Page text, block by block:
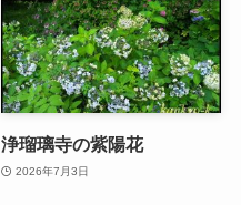
浄瑠璃寺の紫陽花
2026年7月3日